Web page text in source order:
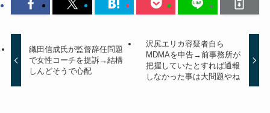
織田信成氏が監督辞任問題
で女性コーチを提訴→結構
しんどそうで心配
沢尻エリカ容疑者自ら
MDMAを申告→前事務所が
把握していたとすれば通報
しなかった事は大問題やね